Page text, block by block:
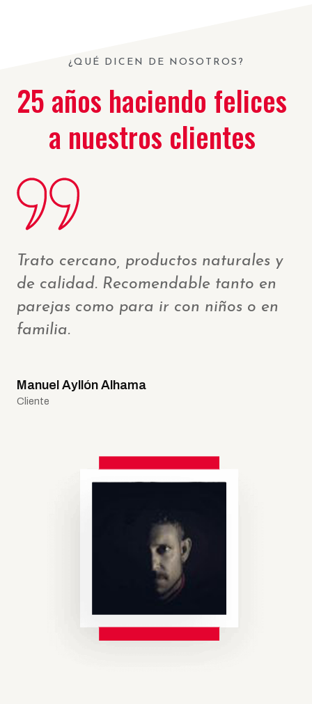
¿QUÉ DICEN DE NOSOTROS?
25 años haciendo felices
a nuestros clientes
Mis pizzas favoritas sin dudarlo y
todo el personal es de 10,
atienden con la mejor de sus
El local es muy acogedor. Son
son muy asequibles.
Noelia Martínez
Cliente